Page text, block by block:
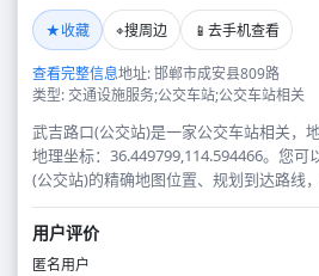
★收藏 ⌖搜周边 📱 去手机查看
查看完整信息地址: 邯郸市成安县809路
类型: 交通设施服务;公交车站;公交车站相关
武吉路口(公交站)是一家公交车站相关，
地理坐标：36.449799,114.594466。您
(公交站)的精确地图位置、规划到达路线
用户评价
匿名用户